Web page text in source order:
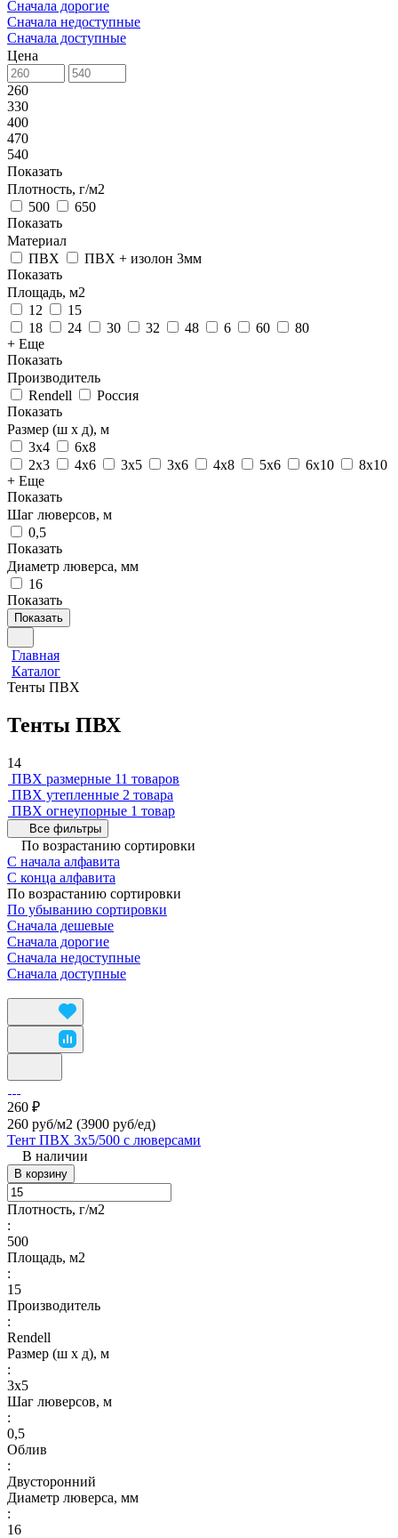
Сначала дорогие
Сначала недоступные
Сначала доступные
Цена
260
330
400
470
540
Показать
Плотность, г/м2
500
650
Показать
Материал
ПВХ
ПВХ + изолон 3мм
Показать
Площадь, м2
12
15
18
24 30 32 48 6 60
80
+ Еще
Показать
Производитель
Rendell
Россия
Показать
Размер (ш х д), м
3х4
6х8
2х3
4х6 3х5 3х6 4х8 5х6 6х10
8х10
+ Еще
Показать
Шаг люверсов, м
0,5
Показать
Диаметр люверса, мм
16
Показать
Показать
Главная
Каталог
Тенты ПВХ
Тенты ПВХ
14
ПВХ размерные 11 товаров
ПВХ утепленные 2 товара
ПВХ огнеупорные 1 товар
Все фильтры
По возрастанию сортировки
С начала алфавита
С конца алфавита
По возрастанию сортировки
По убыванию сортировки
Сначала дешевые
Сначала дорогие
Сначала недоступные
Сначала доступные
260 ₽
260 руб/м2 (3900 руб/eд)
Тент ПВХ 3х5/500 с люверсами
В наличии
В корзину
Плотность, г/м2
:
500
Площадь, м2
:
15
Производитель
:
Rendell
Размер (ш х д), м
:
3х5
Шаг люверсов, м
:
0,5
Облив
:
Двусторонний
Диаметр люверса, мм
:
16